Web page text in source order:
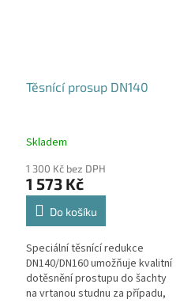
Těsnící prosup DN140
Skladem
1 300 Kč bez DPH
1 573 Kč
Do košíku
Speciální těsnící redukce
DN140/DN160 umožňuje kvalitní
dotěsnění prostupu do šachty
na vrtanou studnu za případu,